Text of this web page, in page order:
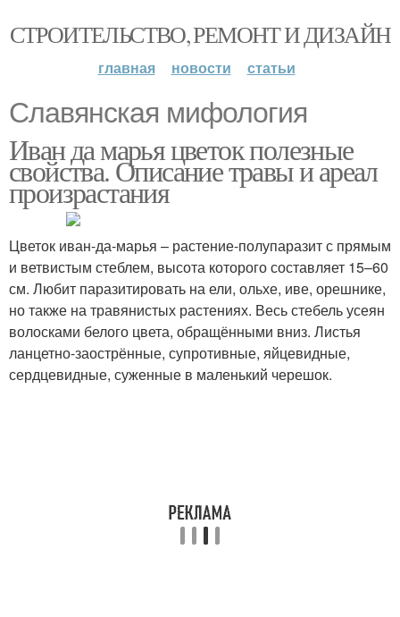
СТРОИТЕЛЬСТВО, РЕМОНТ И ДИЗАЙН
главная новости статьи
Славянская мифология
Иван да марья цветок полезные
свойства. Описание травы и ареал
произрастания
Цветок иван-да-марья – растение-полупаразит с прямым
и ветвистым стеблем, высота которого составляет 15–60
см. Любит паразитировать на ели, ольхе, иве, орешнике,
но также на травянистых растениях. Весь стебель усеян
волосками белого цвета, обращёнными вниз. Листья
ланцетно-заострённые, супротивные, яйцевидные,
сердцевидные, суженные в маленький черешок.